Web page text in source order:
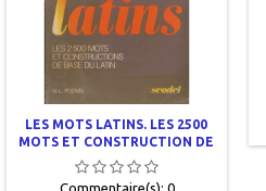
LES MOTS LATINS. LES 2500
MOTS ET CONSTRUCTION DE
BASE DU LATIN
Commentaire(s):0